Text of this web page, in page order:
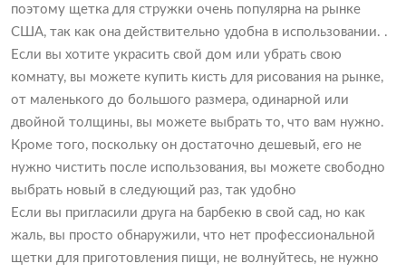
поэтому щетка для стружки очень популярна на рынке
США, так как она действительно удобна в использовании. .
Если вы хотите украсить свой дом или убрать свою
комнату, вы можете купить кисть для рисования на рынке,
от маленького до большого размера, одинарной или
двойной толщины, вы можете выбрать то, что вам нужно.
Кроме того, поскольку он достаточно дешевый, его не
нужно чистить после использования, вы можете свободно
выбрать новый в следующий раз, так удобно
Если вы пригласили друга на барбекю в свой сад, но как
жаль, вы просто обнаружили, что нет профессиональной
щетки для приготовления пищи, не волнуйтесь, не нужно